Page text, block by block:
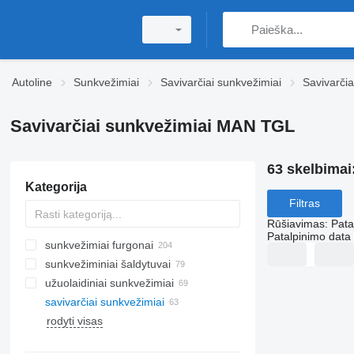
Autoline Sunkvežimiai Savivarčiai sunkvežimiai
Savivarčiai sunkvežimiai MAN TGL
Kategorija
sunkvežimiai furgonai
sunkvežiminiai šaldytuvai
užuolaidiniai sunkvežimiai
savivarčiai sunkvežimiai
rodyti visas
63
Filtras
Rūšiavimas:
Patalpinimo data